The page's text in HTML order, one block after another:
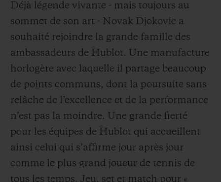
Déjà légende vivante - mais toujours au
sommet de son art - Novak Djokovic a
souhaité rejoindre la grande famille des
ambassadeurs de Hublot. Une manufacture
horlogère avec laquelle il partage beaucoup
de points communs, dont la poursuite sans
relâche de l’excellence et de la performance
n’est pas la moindre. Une grande fierté
pour les équipes de Hublot qui accueillent
ainsi celui qui s’affirme jour après jour
comme le plus grand joueur de tennis de
tous les temps. Jeu, set et match pour «